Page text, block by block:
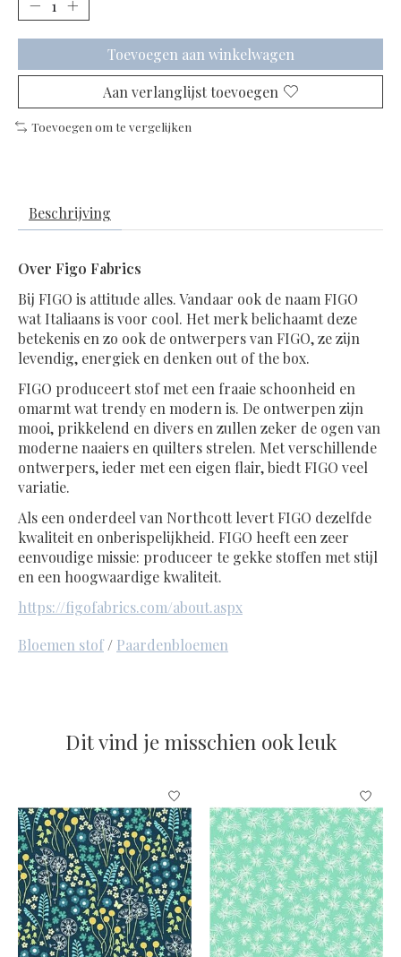
Toevoegen aan winkelwagen
Aan verlanglijst toevoegen
Toevoegen om te vergelijken
Beschrijving
Over Figo Fabrics
Bij FIGO is attitude alles. Vandaar ook de naam FIGO
wat Italiaans is voor cool. Het merk belichaamt deze
betekenis en zo ook de ontwerpers van FIGO, ze zijn
levendig, energiek en denken out of the box.
FIGO produceert stof met een fraaie schoonheid en
omarmt wat trendy en modern is. De ontwerpen zijn
mooi, prikkelend en divers en zullen zeker de ogen van
moderne naaiers en quilters strelen. Met verschillende
ontwerpers, ieder met een eigen flair, biedt FIGO veel
variatie.
Als een onderdeel van Northcott levert FIGO dezelfde
kwaliteit en onberispelijkheid. FIGO heeft een zeer
eenvoudige missie: produceer te gekke stoffen met stijl
en een hoogwaardige kwaliteit.
https://figofabrics.com/about.aspx
Bloemen stof/ Paardenbloemen
Dit vind je misschien ook leuk
Items van productcarrousel